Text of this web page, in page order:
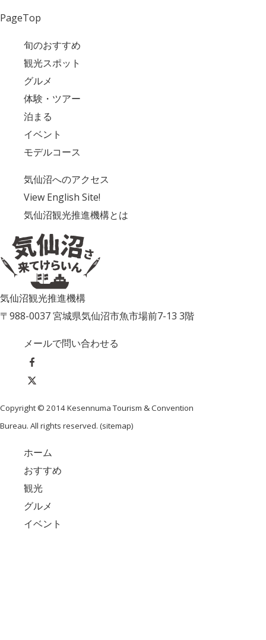
PageTop
旬のおすすめ
観光スポット
グルメ
体験・ツアー
泊まる
イベント
モデルコース
気仙沼へのアクセス
View English Site!
気仙沼観光推進機構とは
気仙沼観光推進機構
〒988-0037 宮城県気仙沼市魚市場前7-13 3階
メールで問い合わせる
Copyright © 2014 Kesennuma Tourism & Convention
Bureau. All rights reserved. (sitemap)
ホーム
おすすめ
観光
グルメ
イベント